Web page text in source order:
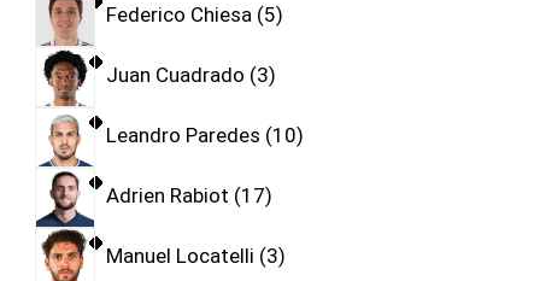
Federico Chiesa 5
Juan Cuadrado 3
Leandro Paredes 10
Adrien Rabiot 17
Manuel Locatelli 3